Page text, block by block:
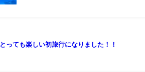
とっても楽しい初旅行になりました！！